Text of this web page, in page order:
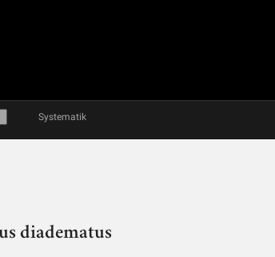
Systematik
diadematus